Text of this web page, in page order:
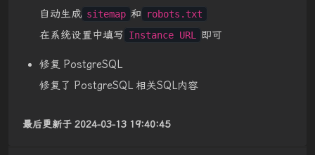
自动生成 sitemap 和 robots.txt
在系统设置中填写 Instance URL 即可
修复 PostgreSQL
修复了 PostgreSQL 相关SQL内容
最后更新于 2024-03-13 19:40:45